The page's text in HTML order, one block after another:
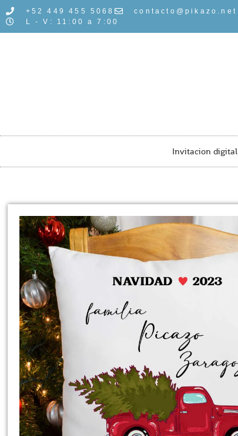
+52 449 455 5068
contacto@pikazo.net
L - V: 11:00 a 7:00
Invitacion digital